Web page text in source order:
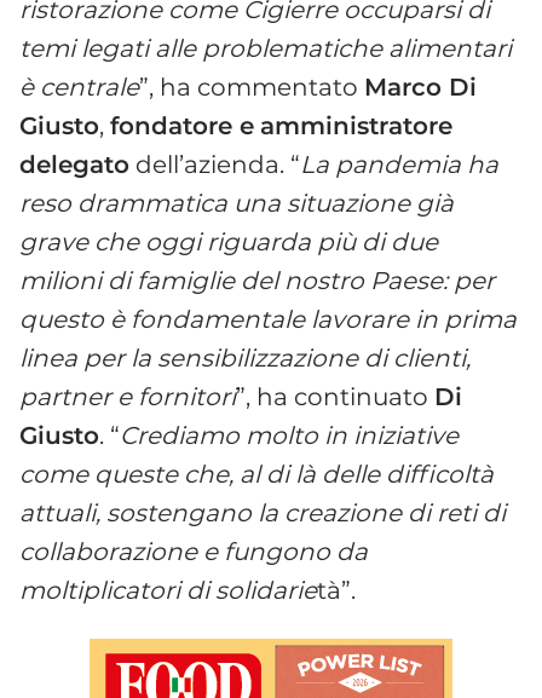
ristorazione come Cigierre occuparsi di
temi legati alle problematiche alimentari
è centrale”, ha commentato Marco Di
Giusto, fondatore e amministratore
delegato dell’azienda. “La pandemia ha
reso drammatica una situazione già
grave che oggi riguarda più di due
milioni di famiglie del nostro Paese: per
questo è fondamentale lavorare in prima
linea per la sensibilizzazione di clienti,
partner e fornitori”, ha continuato Di
Giusto. “Crediamo molto in iniziative
come queste che, al di là delle difficoltà
attuali, sostengano la creazione di reti di
collaborazione e fungono da
moltiplicatori di solidarietà”.